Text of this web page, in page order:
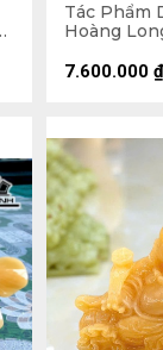
Tác Phẩm
Hoàng
7.600.000 ₫